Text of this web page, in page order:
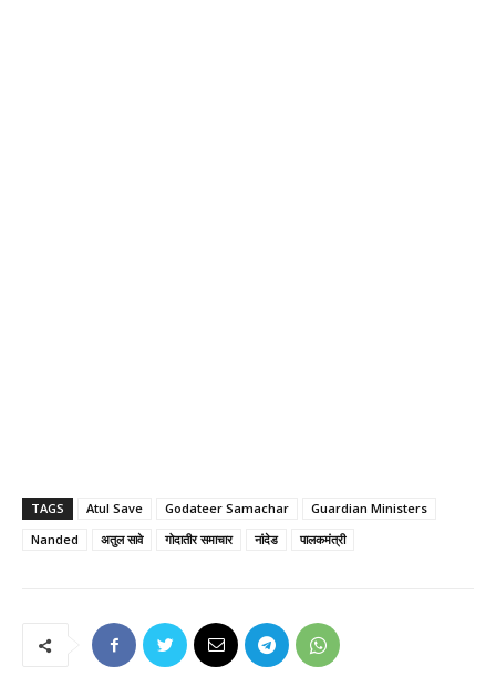
TAGS Atul Save Godateer Samachar
Guardian Ministers
Nanded
अतुल सावे गोदातीर समाचार नांदेड पालकमंत्री